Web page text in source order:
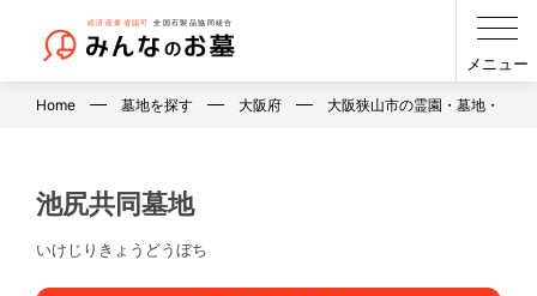
メニュー
Home 墓地を探す 大阪府 大阪狭山市の霊園・墓地・お墓
池尻共同墓地
いけじりきょうどうぼち